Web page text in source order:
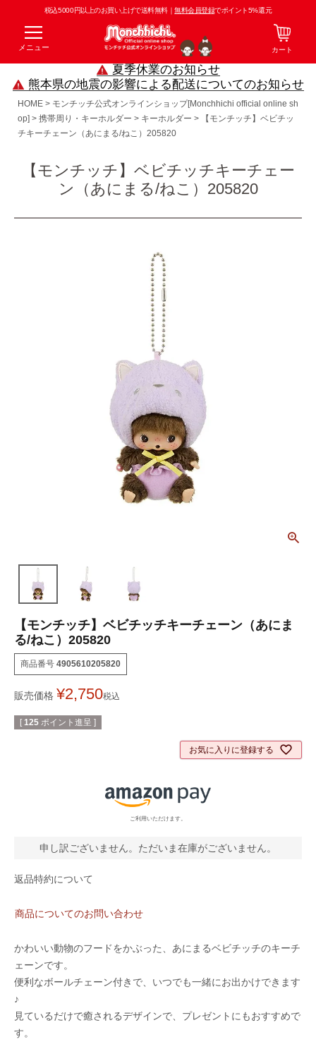
税込5000円以上のお買い上げで送料無料｜無料会員登録でポイント5%還元
メニュー カート
夏季休業のお知らせ
熊本県の地震の影響による配送についてのお知らせ
HOME
モンチッチ公式オンラインショップ[Monchhichi official online sh
op]
携帯周り・キーホルダー キーホルダー
【モンチッチ】ベビチッ
チキーチェーン（あにまる/ねこ）205820
【モンチッチ】ベビチッチキーチェー
ン（あにまる/ねこ）205820
【モンチッチ】ベビチッチキーチェーン（あにま
る/ねこ）205820
商品番号 4905610205820
販売価格 ¥2,750税込
[ 125 ポイント進呈 ]
お気に入りに登録する
ご利用いただけます。
申し訳ございません。ただいま在庫がございません。
返品特約について
商品についてのお問い合わせ
かわいい動物のフードをかぶった、あにまるベビチッチのキーチ
ェーンです。
便利なボールチェーン付きで、いつでも一緒にお出かけできます
♪
見ているだけで癒されるデザインで、プレゼントにもおすすめで
す。